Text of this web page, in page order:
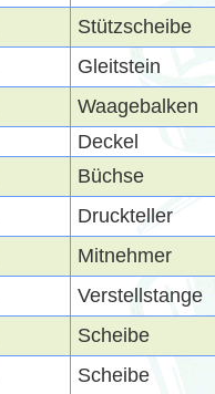
Stützscheibe
Gleitstein
Waagebalken
Deckel
Büchse
Druckteller
Mitnehmer
Verstellstange
Scheibe
Scheibe